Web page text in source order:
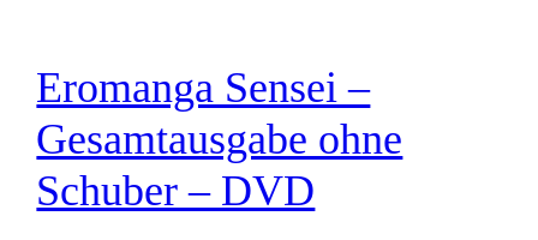
Eromanga Sensei –
Gesamtausgabe ohne
Schuber – DVD